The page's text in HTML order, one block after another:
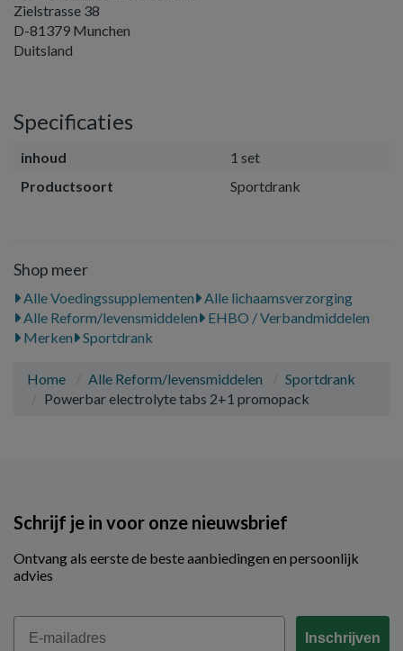
Zielstrasse 38
D-81379 Munchen
Duitsland
Specificaties
inhoud
1 set
Productsoort
Sportdrank
Shop meer
Alle Voedingssupplementen
Alle lichaamsverzorging
Alle Reform/levensmiddelen
EHBO / Verbandmiddelen
Merken
Sportdrank
Home Alle Reform/levensmiddelen
Sportdrank
Powerbar electrolyte tabs 2+1 promopack
Schrijf je in voor onze nieuwsbrief
Ontvang als eerste de beste aanbiedingen en persoonlijk
advies
Email
Inschrijven